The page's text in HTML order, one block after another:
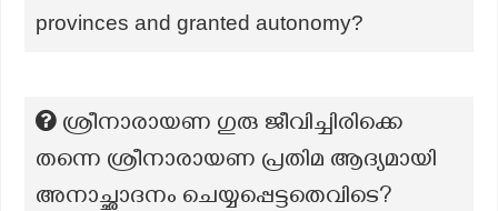
provinces and granted autonomy?
ശ്രീനാരായണ ഗുരു ജീവിച്ചിരിക്കെ
തന്നെ ശ്രീനാരായണ പ്രതിമ ആദ്യമായി
അനാച്ഛാദനം ചെയ്യപ്പെട്ടതെവിടെ?